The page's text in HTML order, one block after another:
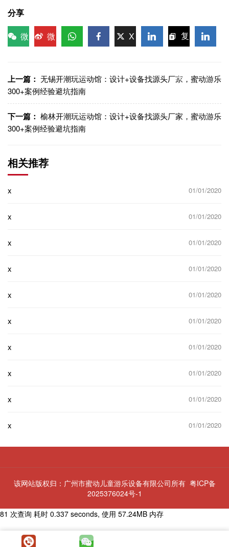
分享
微
微
X
复
接
上一篇： 无锡开潮玩运动馆：设计+设备找源头厂家，蜜动游乐
300+案例经验避坑指南
下一篇： 榆林开潮玩运动馆：设计+设备找源头厂家，蜜动游乐
300+案例经验避坑指南
相关推荐
x 01/01/2020
x 01/01/2020
x 01/01/2020
x 01/01/2020
x 01/01/2020
x 01/01/2020
x 01/01/2020
x 01/01/2020
x 01/01/2020
x 01/01/2020
该网站版权归：广州市蜜动儿童游乐设备有限公司所有 粤ICP备
2025376024号-1
81 次查询 耗时 0.337 seconds, 使用 57.24MB 内存